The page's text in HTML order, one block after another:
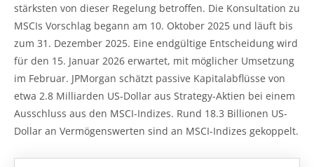
stärksten von dieser Regelung betroffen. Die Konsultation zu
MSCIs Vorschlag begann am 10. Oktober 2025 und läuft bis
zum 31. Dezember 2025. Eine endgültige Entscheidung wird
für den 15. Januar 2026 erwartet, mit möglicher Umsetzung
im Februar. JPMorgan schätzt passive Kapitalabflüsse von
etwa 2.8 Milliarden US-Dollar aus Strategy-Aktien bei einem
Ausschluss aus den MSCI-Indizes. Rund 18.3 Billionen US-
Dollar an Vermögenswerten sind an MSCI-Indizes gekoppelt.